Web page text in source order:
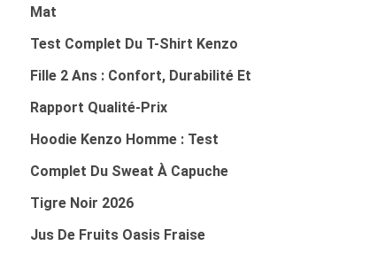
Mat
Test Complet Du T-Shirt Kenzo
Fille 2 Ans : Confort, Durabilité Et
Rapport Qualité‑prix
Hoodie Kenzo Homme : Test
Complet Du Sweat À Capuche
Tigre Noir 2026
Jus De Fruits Oasis Fraise